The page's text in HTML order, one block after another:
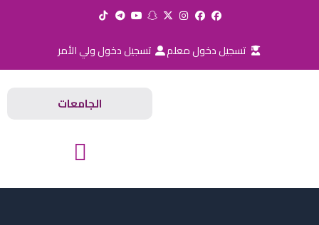
تسجيل دخول معلم تسجيل دخول ولي الأمر
الجامعات